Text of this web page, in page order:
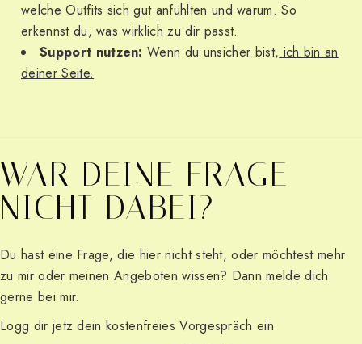
welche Outfits sich gut anfühlten und warum. So
erkennst du, was wirklich zu dir passt.
Support nutzen: Wenn du unsicher bist, ich bin an
deiner Seite.
WAR DEINE FRAGE
NICHT DABEI?
Du hast eine Frage, die hier nicht steht, oder möchtest mehr
zu mir oder meinen Angeboten wissen? Dann melde dich
gerne bei mir.
Logg dir jetz dein kostenfreies Vorgespräch ein